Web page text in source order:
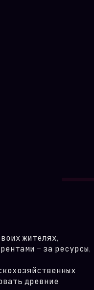
жителях,
— за ресурсы,
древние